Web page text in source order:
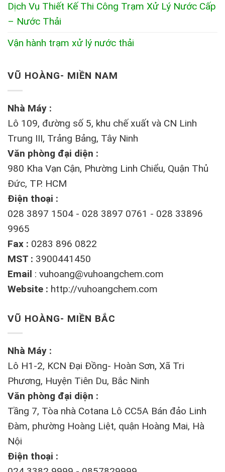
Dịch Vụ Thiết Kế Thi Công Trạm Xử Lý Nước Cấp
– Nước Thải
Vận hành trạm xử lý nước thải
VŨ HOÀNG- MIỀN NAM
Nhà Máy :
Lô 109, đường số 5, khu chế xuất và CN Linh
Trung III, Trảng Bảng, Tây Ninh
Văn phòng đại diện :
980 Kha Vạn Cận, Phường Linh Chiểu, Quận Thủ
Đức, TP. HCM
Điện thoại :
028 3897 1504 - 028 3897 0761 - 028 33896
9965
Fax : 0283 896 0822
MST : 3900441450
Email : vuhoang@vuhoangchem.com
Website : http://vuhoangchem.com
VŨ HOÀNG- MIỀN BẮC
Nhà Máy :
Lô H1-2, KCN Đại Đồng- Hoàn Sơn, Xã Tri
Phương, Huyện Tiên Du, Bắc Ninh
Văn phòng đại diện :
Tầng 7, Tòa nhà Cotana Lô CC5A Bán đảo Linh
Đàm, phường Hoàng Liệt, quận Hoàng Mai, Hà
Nội
Điện thoại :